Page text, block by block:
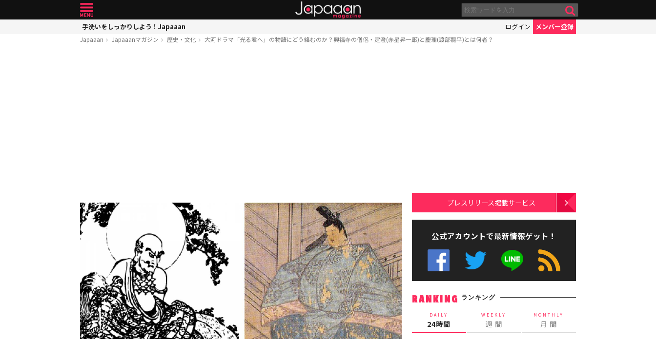
手洗いをしっかりしよう！Japaaan ログイン メンバー登録
Japaaan Japaaanマガジン 歴史・文化 大河ドラマ「光る君へ」の物語にどう絡むのか？興福寺の僧侶・定澄(赤星昇一郎)と慶理(渡部龍平)とは何者？
プレスリリース掲載サービス
公式アカウントで最新情報ゲット！
RANKING ランキング
DAILY
24時間
WEEKLY
週 間
MONTHLY
月 間